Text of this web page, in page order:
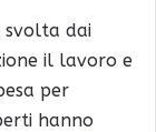
svolta dai
il lavoro e
per
hanno